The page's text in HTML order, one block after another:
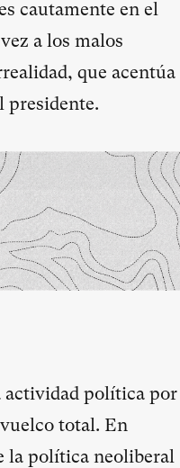
cautamente en el
a los malos
que acentúa
presidente.
actividad política por
total. En
la política neoliberal